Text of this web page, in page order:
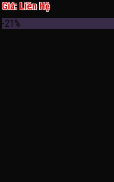
Giá: Liên Hệ
-21%